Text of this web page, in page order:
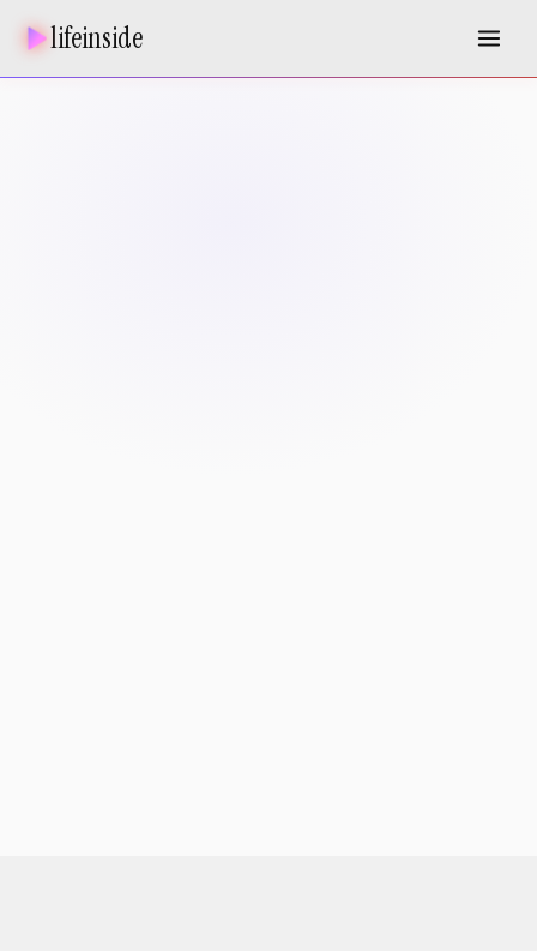
lifeinside